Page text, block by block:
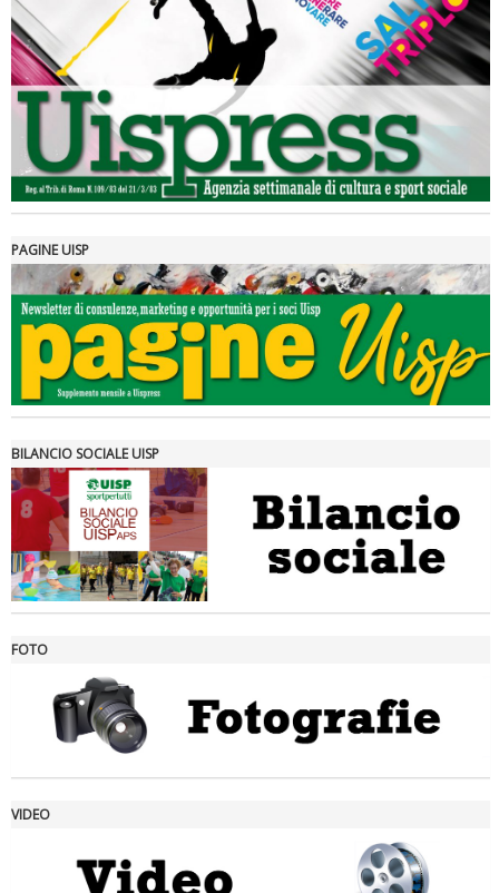
Luglio 2026: "Pensando con i piedi, si possono fare le
rivoluzioni"
Tiziano Pesce a Radio InBlu2000 traccia il bilancio della stagione
Ddl Lobby, Uisp: “Il Parlamento valorizzi le nostre specificità"
PAGINE UISP
BILANCIO SOCIALE UISP
FOTO
VIDEO